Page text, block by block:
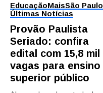
EducaçãoMaisSão Paulo
Últimas Notícias
Provão Paulista
Seriado: confira
edital com 15,8 mil
vagas para ensino
superior público